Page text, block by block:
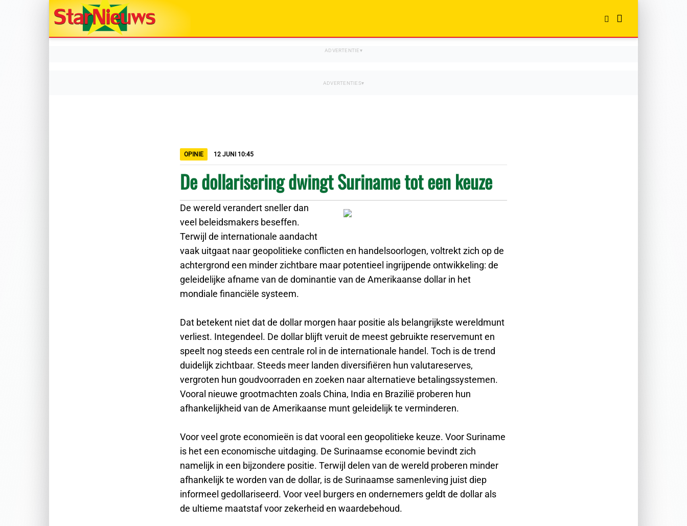
OPINIE 12 JUNI 10:45
De dollarisering dwingt Suriname tot een keuze
De wereld verandert sneller dan
veel beleidsmakers beseffen.
Terwijl de internationale aandacht
vaak uitgaat naar geopolitieke conflicten en handelsoorlogen, voltrekt zich op de
achtergrond een minder zichtbare maar potentieel ingrijpende ontwikkeling: de
geleidelijke afname van de dominantie van de Amerikaanse dollar in het
mondiale financiële systeem.
Dat betekent niet dat de dollar morgen haar positie als belangrijkste wereldmunt
verliest. Integendeel. De dollar blijft veruit de meest gebruikte reservemunt en
speelt nog steeds een centrale rol in de internationale handel. Toch is de trend
duidelijk zichtbaar. Steeds meer landen diversifiëren hun valutareserves,
vergroten hun goudvoorraden en zoeken naar alternatieve betalingssystemen.
Vooral nieuwe grootmachten zoals China, India en Brazilië proberen hun
afhankelijkheid van de Amerikaanse munt geleidelijk te verminderen.
Voor veel grote economieën is dat vooral een geopolitieke keuze. Voor Suriname
is het een economische uitdaging. De Surinaamse economie bevindt zich
namelijk in een bijzondere positie. Terwijl delen van de wereld proberen minder
afhankelijk te worden van de dollar, is de Surinaamse samenleving juist diep
informeel gedollariseerd. Voor veel burgers en ondernemers geldt de dollar als
de ultieme maatstaf voor zekerheid en waardebehoud.